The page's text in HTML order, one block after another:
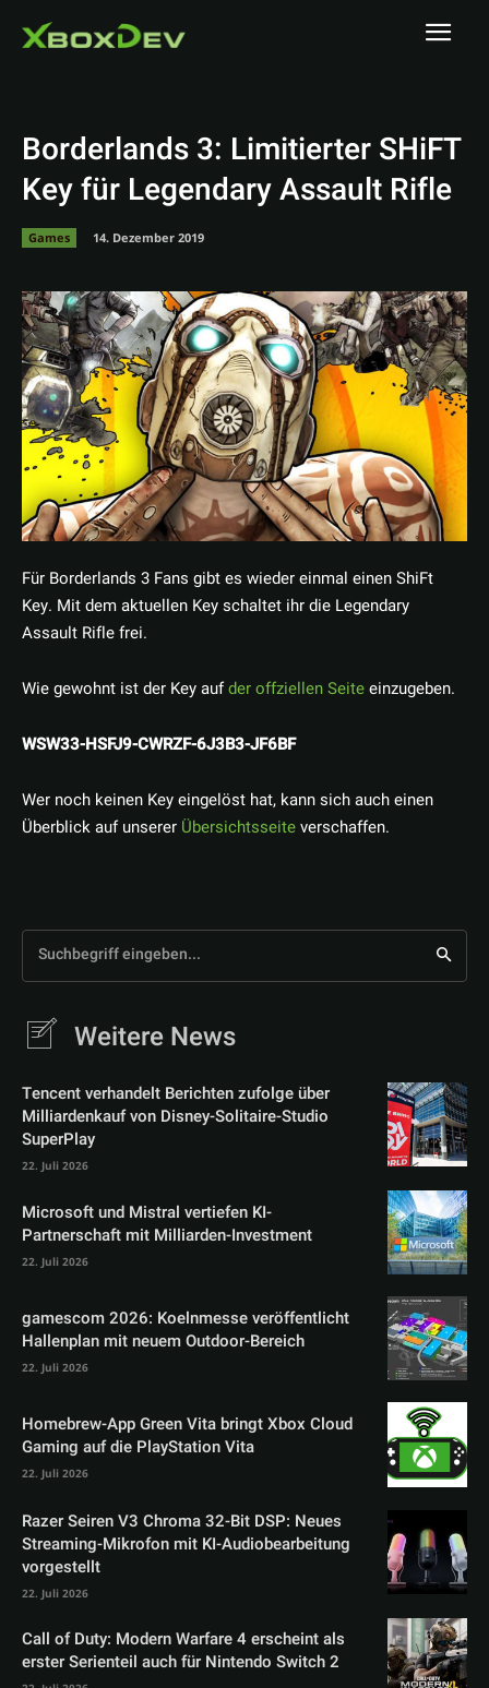
Borderlands 3: Limitierter SHiFT
Key für Legendary Assault Rifle
Games 14. Dezember 2019
Für Borderlands 3 Fans gibt es wieder einmal einen ShiFt
Key. Mit dem aktuellen Key schaltet ihr die Legendary
Assault Rifle frei.
Wie gewohnt ist der Key aufder offziellen Seiteeinzugeben.
WSW33-HSFJ9-CWRZF-6J3B3-JF6BF
Wer noch keinen Key eingelöst hat, kann sich auch einen
Überblick auf unserer Übersichtsseiteverschaffen.
Suchbegriff eingeben...
Weitere News
Tencent verhandelt Berichten zufolge über
Milliardenkauf von Disney-Solitaire-Studio
SuperPlay
22. Juli 2026
Microsoft und Mistral vertiefen KI-
Partnerschaft mit Milliarden-Investment
22. Juli 2026
gamescom 2026: Koelnmesse veröffentlicht
Hallenplan mit neuem Outdoor-Bereich
22. Juli 2026
Homebrew-App Green Vita bringt Xbox Cloud
Gaming auf die PlayStation Vita
22. Juli 2026
Razer Seiren V3 Chroma 32-Bit DSP: Neues
Streaming-Mikrofon mit KI-Audiobearbeitung
vorgestellt
22. Juli 2026
Call of Duty: Modern Warfare 4 erscheint als
erster Serienteil auch für Nintendo Switch 2